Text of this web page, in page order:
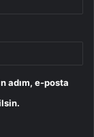
adım, e-posta